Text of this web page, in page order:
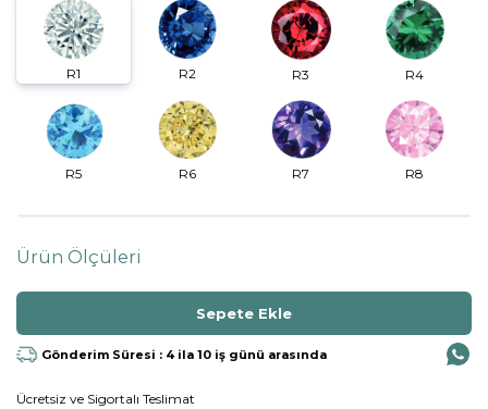
R1 R2 R3 R4
R5 R6 R7 R8
Ürün Ölçüleri
Gönderim Süresi : 4 ila 10 iş günü arasında
Ücretsiz ve Sigortalı Teslimat